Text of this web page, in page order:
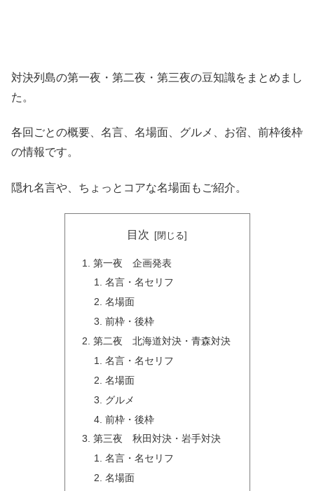
対決列島の第一夜・第二夜・第三夜の豆知識をまとめまし
た。
各回ごとの概要、名言、名場面、グルメ、お宿、前枠後枠
の情報です。
隠れ名言や、ちょっとコアな名場面もご紹介。
目次
第一夜 企画発表
名言・名セリフ
名場面
前枠・後枠
第二夜 北海道対決・青森対決
名言・名セリフ
名場面
グルメ
前枠・後枠
第三夜 秋田対決・岩手対決
名言・名セリフ
名場面